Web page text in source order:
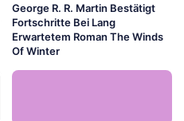
George R. R. Martin Bestätigt
Fortschritte Bei Lang
Erwartetem Roman The Winds
Of Winter